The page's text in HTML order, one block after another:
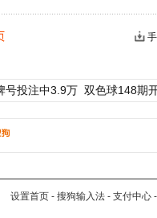
号投注中3.9万 双色球148期
设置首页 - 搜狗输入法 - 支付中心 -